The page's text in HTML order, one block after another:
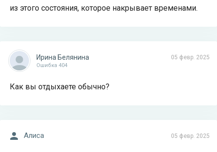
из этого состояния, которое накрывает временами.
05 февр. 2025
Ирина Белянина
Ошибка 404
Как вы отдыхаете обычно?
05 февр. 2025
Алиса